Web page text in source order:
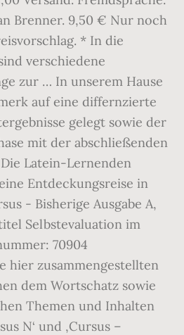
Brenner. 9,50 € Nur noch
* In die
verschiedene
zur … In unserem Hause
auf eine differnzierte
gelegt sowie der
mit der abschließenden
Latein-Lernenden
Entdeckungsreise in
- Bisherige Ausgabe A,
Selbstevaluation im
70904
hier zusammengestellten
dem Wortschatz sowie
Themen und Inhalten
N‘ und ‚Cursus –